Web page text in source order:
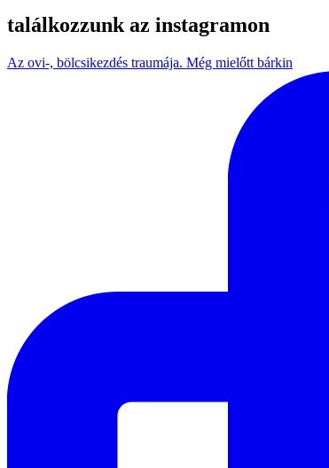
találkozzunk az instagramon
Az ovi-, bölcsikezdés traumája. Még mielőtt bárkin